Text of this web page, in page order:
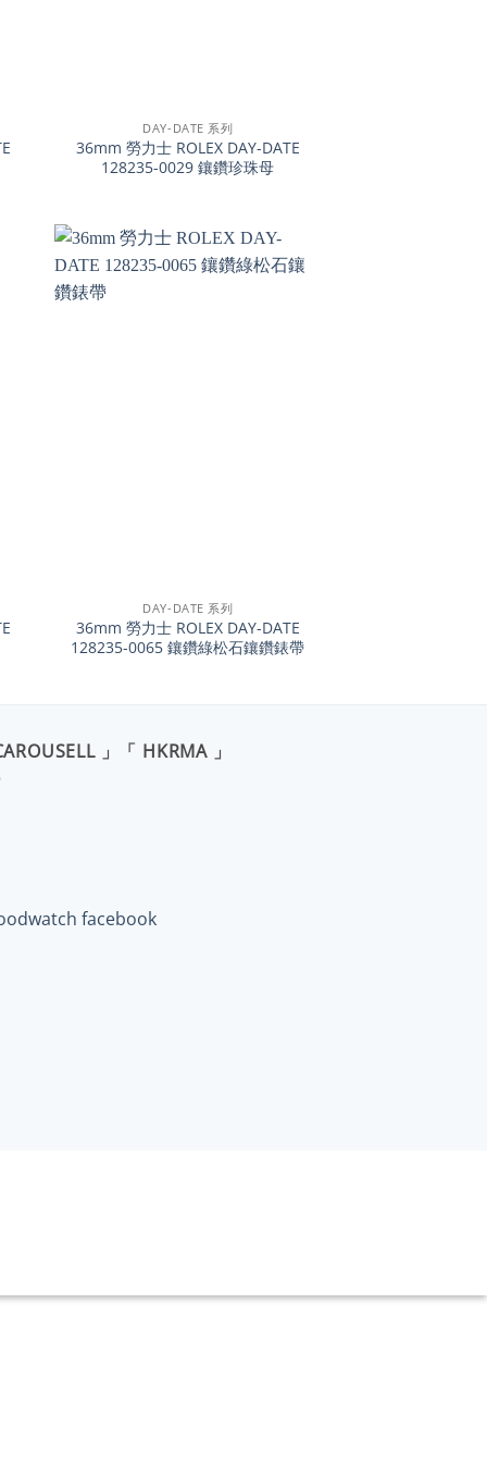
DAY-DATE 系列
36mm 勞力士 ROLEX DAY-DATE
128235-0029 鑲鑽珍珠母
DAY-DATE 系列
36mm 勞力士 ROLEX DAY-DATE
128235-0065 鑲鑽綠松石鑲鑽錶帶
」「 HKRMA 」